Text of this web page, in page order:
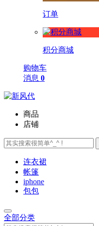
订单
积分商城
购物车
消息 0
商品
店铺
连衣裙
帐篷
iphone
包包
全部分类